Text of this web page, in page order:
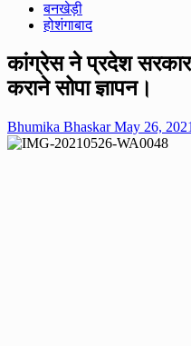
बनखेड़ी
होशंगाबाद
कांग्रेस ने प्रदेश
कराने सोपा ज्ञापन।
Bhumika BhaskarMay 26, 2021